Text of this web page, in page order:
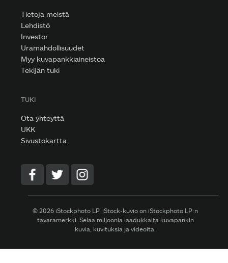
Tietoja meistä
Lehdistö
Investor
Uramahdollisuudet
Myy kuvapankkiaineistoa
Tekijän tuki
TUKI
Ota yhteyttä
UKK
Sivustokartta
© 2026 iStockphoto LP. iStock-kuvio on iStockphoto LP:n
tavaramerkki. Selaa miljoonia laadukkaita kuvapankin
kuvia, kuvituksia ja videoita.